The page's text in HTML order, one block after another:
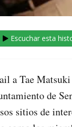
Escuchar esta
a Tae
de
sitios de